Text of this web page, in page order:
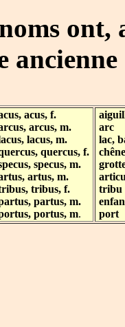
acus, f.
arcus, m.
lacus, m.
quercus, f.
specus, m.
artus, m.
tribus, f.
partus, m.
portus, m.
arc
lac,
chêne
tribu
port